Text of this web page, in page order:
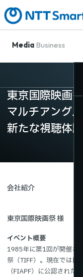
MediaBusiness
東京国際映画
マルチアング
新たな視聴体
会社紹介
東京国際映画祭 様
イベント概要
1985年に第1回が開催さ
祭（TIFF）。現在では日
（FIAPF）に公認された